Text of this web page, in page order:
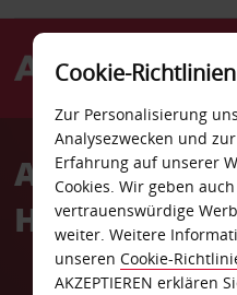
Avis
Cookie-Richtlinien
Zur Personalisierung
Analysezwecken und
Erfahrung auf unserer
Cookies. Wir geben
vertrauenswürdige
weiter. Weitere
unseren Cookie-
AKZEPTIEREN erklären